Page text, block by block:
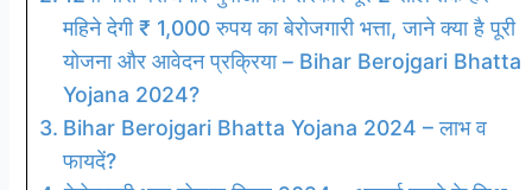
महिने देगी ₹ 1,000 रुपय का बेरोजगारी भत्ता, जाने क्या है पूरी
योजना और आवेदन प्रक्रिया – Bihar Berojgari Bhatta
Yojana 2024?
Bihar Berojgari Bhatta Yojana 2024 – लाभ व
फायदें?